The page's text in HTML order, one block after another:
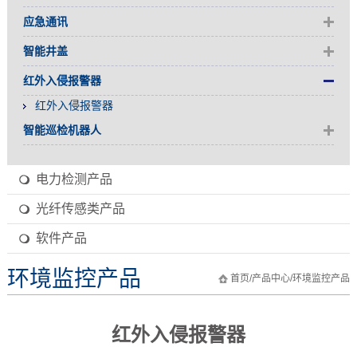
应急通讯
智能井盖
红外入侵报警器
红外入侵报警器
智能巡检机器人
电力检测产品
光纤传感类产品
软件产品
首页/产品中心/环境监控产品
环境监控产品
红外入侵报警器